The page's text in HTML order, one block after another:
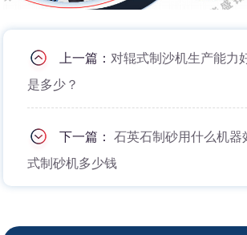
上一篇： 对辊式制沙机生产能力
是多少？
下一篇：石英石制砂用什么机器
式制砂机多少钱